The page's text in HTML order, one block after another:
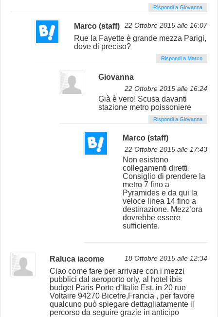
Rispondi a Giovanna
Marco (staff) 22 Ottobre 2015 alle 16:07
Rue la Fayette è grande mezza Parigi,
dove di preciso?
Rispondi a Marco
Giovanna
22 Ottobre 2015 alle 16:24
Già è vero! Scusa davanti
stazione metro poissoniere
Rispondi a Giovanna
Marco (staff)
22 Ottobre 2015 alle 17:43
Non esistono
collegamenti diretti.
Consiglio di prendere la
metro 7 fino a
Pyramides e da qui la
veloce linea 14 fino a
destinazione. Mezz’ora
dovrebbe essere
sufficiente.
Raluca iacome 18 Ottobre 2015 alle 12:34
Ciao come fare per arrivare con i mezzi
pubblici dal aeroporto orly, al hotel ibis
budget Paris Porte d’Italie Est, in 20 rue
Voltaire 94270 Bicetre,Francia , per favore
qualcuno può spiegare dettagliatamente il
percorso da seguire grazie in anticipo